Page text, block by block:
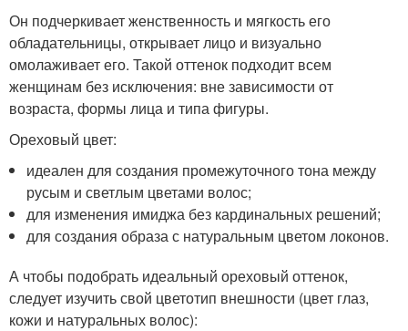
Он подчеркивает женственность и мягкость его
обладательницы, открывает лицо и визуально
омолаживает его. Такой оттенок подходит всем
женщинам без исключения: вне зависимости от
возраста, формы лица и типа фигуры.
Ореховый цвет:
идеален для создания промежуточного тона между
русым и светлым цветами волос;
для изменения имиджа без кардинальных решений;
для создания образа с натуральным цветом локонов.
А чтобы подобрать идеальный ореховый оттенок,
следует изучить свой цветотип внешности (цвет глаз,
кожи и натуральных волос):